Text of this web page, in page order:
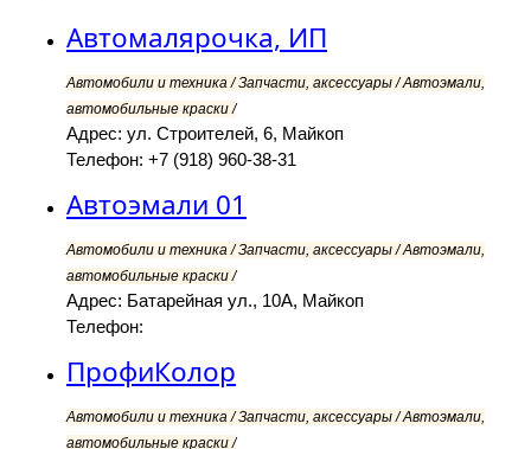
Автомалярочка, ИП
Автомобили и техника / Запчасти, аксессуары / Автоэмали,
автомобильные краски /
Адрес: ул. Строителей, 6, Майкоп
Телефон: +7 (918) 960-38-31
Автоэмали 01
Автомобили и техника / Запчасти, аксессуары / Автоэмали,
автомобильные краски /
Адрес: Батарейная ул., 10А, Майкоп
Телефон:
ПрофиКолор
Автомобили и техника / Запчасти, аксессуары / Автоэмали,
автомобильные краски /